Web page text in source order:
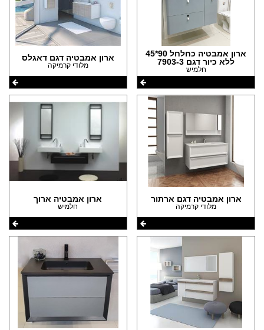
ארון אמבטיה כחלחל 90*45
ללא כיור דגם 7903-3
חלמיש
ארון אמבטיה דגם דאגלס
מלודי קרמיקה
ארון אמבטיה דגם ארתור
מלודי קרמיקה
ארון אמבטיה ארוך
חלמיש